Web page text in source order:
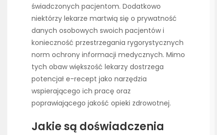
świadczonych pacjentom. Dodatkowo
niektórzy lekarze martwią się o prywatność
danych osobowych swoich pacjentów i
konieczność przestrzegania rygorystycznych
norm ochrony informacji medycznych. Mimo
tych obaw większość lekarzy dostrzega
potencjał e-recept jako narzędzia
wspierającego ich pracę oraz
poprawiającego jakość opieki zdrowotnej.
Jakie są doświadczenia